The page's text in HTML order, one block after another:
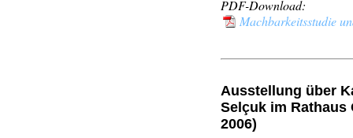
PDF-Download:
Machbarkeitsstudie
Ausstellung über
Selçuk im Rathaus
2006)